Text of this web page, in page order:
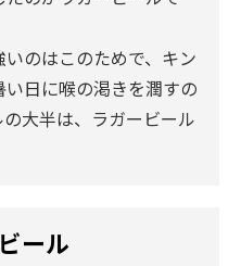
のはこのためで、キン
日に喉の渇きを潤すの
大半は、ラガービール
ール